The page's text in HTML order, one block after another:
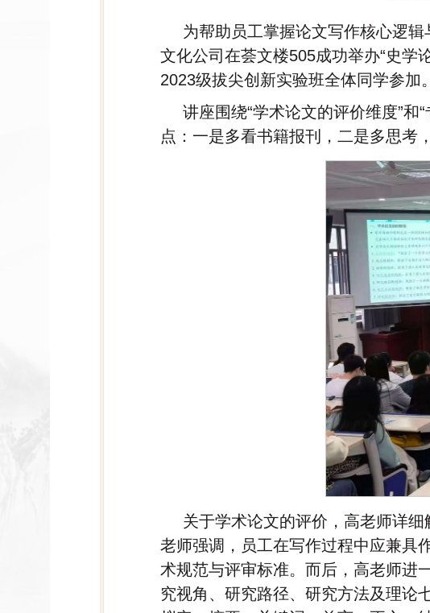
为帮助员工掌握论文写作核心逻
文化公司在荟文楼505成功举办“史学
2023级拔尖创新实验班全体同学参加。
讲座围绕“学术论文的评价维度”
点：一是多看书籍报刊，二是多思考
关于学术论文的评价，高老师详
老师强调，员工在写作过程中应兼具
术规范与评审标准。而后，高老师进
究视角、研究路径、研究方法及理论